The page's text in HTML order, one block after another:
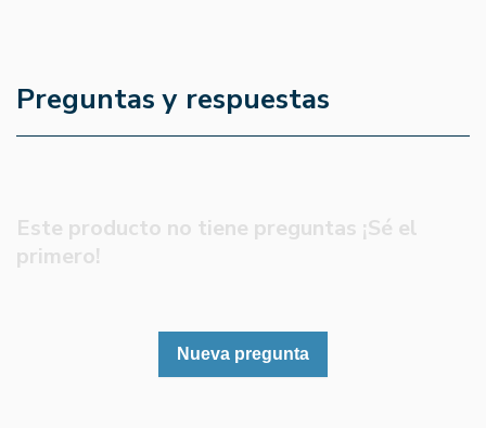
Preguntas y respuestas
Este producto no tiene preguntas ¡Sé el
primero!
Nueva pregunta